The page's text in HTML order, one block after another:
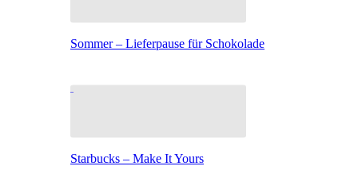
Sommer – Lieferpause für Schokolade
Starbucks – Make It Yours